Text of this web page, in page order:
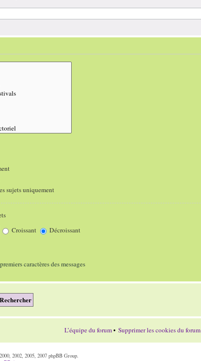
sujets uniquement
Croissant Décroissant
premiers caractères des messages
L’équipe du forum• Supprimer les cookies du forum
2002, 2005, 2007 phpBB Group.